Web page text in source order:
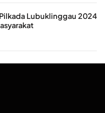
Lubuklinggau 2024